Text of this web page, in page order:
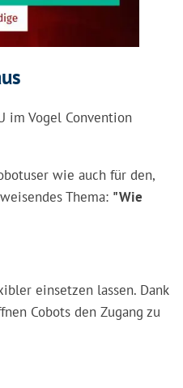
im Vogel Convention
wie auch für den,
Thema: "Wie
einsetzen lassen. Dank
Cobots den Zugang zu